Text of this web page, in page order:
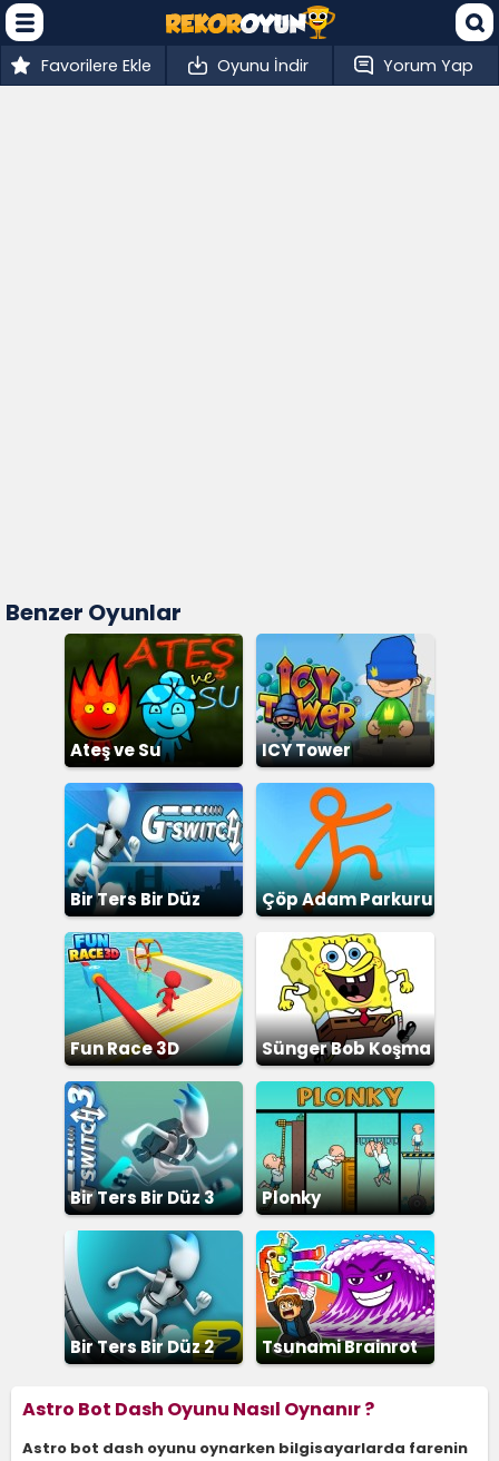
Favorilere Ekle Oyunu İndir Yorum Yap
Benzer Oyunlar
Ateş ve Su ICY Tower
Bir Ters Bir Düz Çöp Adam Parkuru
Fun Race 3D Sünger Bob Koşma
Bir Ters Bir Düz 3 Plonky
Bir Ters Bir Düz 2 Tsunami Brainrot
Astro Bot Dash Oyunu Nasıl Oynanır ?
Astro bot dash oyunu oynarken bilgisayarlarda farenin